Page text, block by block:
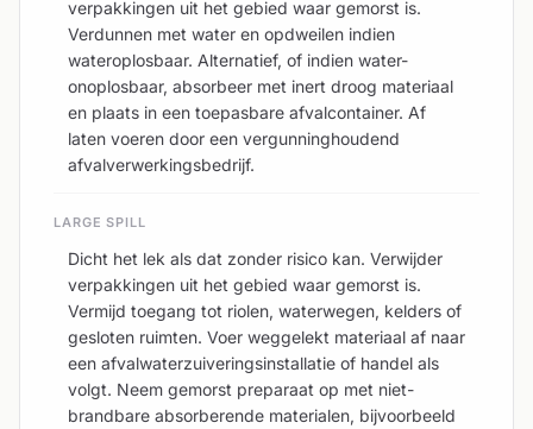
verpakkingen uit het gebied waar gemorst is.
Verdunnen met water en opdweilen indien
wateroplosbaar. Alternatief, of indien water-
onoplosbaar, absorbeer met inert droog materiaal
en plaats in een toepasbare afvalcontainer. Af
laten voeren door een vergunninghoudend
afvalverwerkingsbedrijf.
LARGE SPILL
Dicht het lek als dat zonder risico kan. Verwijder
verpakkingen uit het gebied waar gemorst is.
Vermijd toegang tot riolen, waterwegen, kelders of
gesloten ruimten. Voer weggelekt materiaal af naar
een afvalwaterzuiveringsinstallatie of handel als
volgt. Neem gemorst preparaat op met niet-
brandbare absorberende materialen, bijvoorbeeld